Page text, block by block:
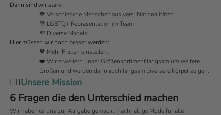
Darin sind wir stark:
💙 Verschiedene Menschen aus vers. Nationalitäten
💚 LGBTQ+ Repräsentation im Team
💜 Diverse Models
Hier müssen wir noch besser werden:
🧡 Mehr Frauen einstellen.
❤️ Wir erweitern unser Größensortiment langsam um weitere
Größen und werden dann auch langsam diversere Körper zeigen.
🦸‍♂️Unsere Mission
6 Fragen die den Unterschied machen
Wir haben es uns zur Aufgabe gemacht, nachhaltige Mode für alle